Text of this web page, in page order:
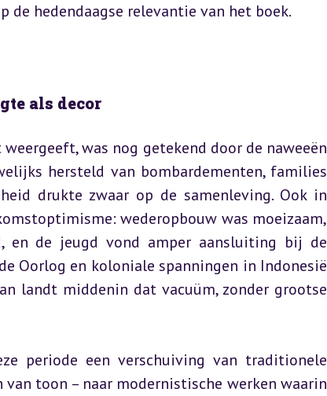
hedendaagse relevantie van het boek.
als decor
was nog getekend door de naweeën
hersteld van bombardementen, families
drukte zwaar op de samenleving. Ook in
wederopbouw was moeizaam,
en de jeugd vond amper aansluiting bij de
Oorlog en koloniale spanningen in Indonesië
landt middenin dat vacuüm, zonder grootse
periode een verschuiving van traditionele
toon – naar modernistische werken waarin